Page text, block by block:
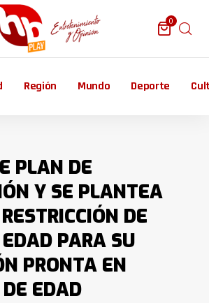
0
Región Mundo Deporte
PLAN DE
Y SE PLANTEA
DE
PARA SU
PRONTA EN
EDAD